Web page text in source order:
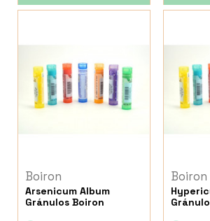
Boiron
Arsenicum Album
Gránulos Boiron
Boiron